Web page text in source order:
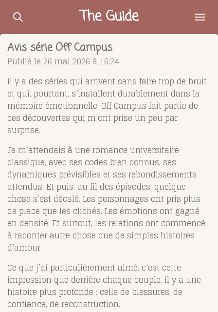
Passer
contenu
principal
The Guide
Avis série Off Campus
Publié le 26 mai 2026 à 16:24
Il y a des séries qui arrivent sans faire trop de bruit
et qui, pourtant, s’installent durablement dans la
mémoire émotionnelle. Off Campus fait partie de
ces découvertes qui m’ont prise un peu par
surprise.
Je m’attendais à une romance universitaire
classique, avec ses codes bien connus, ses
dynamiques prévisibles et ses rebondissements
attendus. Et puis, au fil des épisodes, quelque
chose s’est décalé. Les personnages ont pris plus
de place que les clichés. Les émotions ont gagné
en densité. Et surtout, les relations ont commencé
à raconter autre chose que de simples histoires
d’amour.
Ce que j’ai particulièrement aimé, c’est cette
impression que derrière chaque couple, il y a une
histoire plus profonde : celle de blessures, de
confiance, de reconstruction.